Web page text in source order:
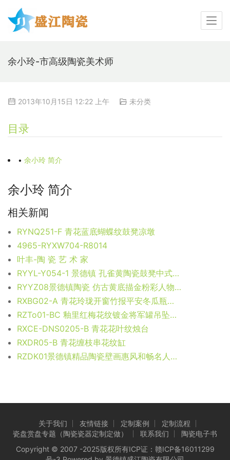
余小玲-市高级陶瓷美术师
2013年10月15日 12:22 上午 未分类
目录
• 余小玲 简介
余小玲 简介
相关新闻
RYNQ251-F 青花蓝底蝴蝶纹鼓凳凉墩
4965-RYXW704-R8014
叶丰-陶 瓷 艺 术 家
RYYL-Y054-1 景德镇 孔雀黄陶瓷鼓凳中式客厅书房卧室陶瓷凳换鞋凳鼓凳装饰摆件
RYYZ08景德镇陶瓷 仿古黄底描金粉彩人物 瓷桌凳套组 一桌四凳子
RXBG02-A 青花玲珑开窗竹报平安冬瓜瓶小号 高22直径13.8口径13.8底径7.5重量0.45KG
RZTo01-BC 釉里红梅花纹镀金将军罐吊坠吊瓶
RXCE-DNS0205-B 青花花叶纹烛台
RXDR05-B 青花缠枝串花纹缸
RZDK01景德镇精品陶瓷壁画惠风和畅名人作品收藏壁画家居装饰挂件
关于我们 友情链接 定制案例
定制流程
瓷盘赏盘专题（陶瓷瓷器定制定做）
联系我们
陶瓷电子书
Copyright © 2007 -2025版权所有ICP证： 赣ICP备16011299